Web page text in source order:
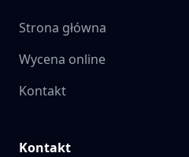
Strona główna
Wycena online
Kontakt
Kontakt